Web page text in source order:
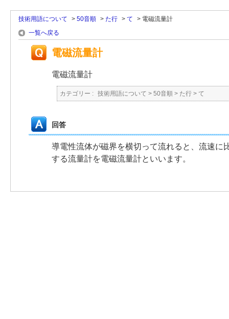
技術用語について > 50音順 > た行 > て > 電磁流量計
一覧へ戻る
電磁流量計
電磁流量計
カテゴリー : 技術用語について > 50音順 > た行 > て
回答
導電性流体が磁界を横切って流れると、流速に
する流量計を電磁流量計といいます。